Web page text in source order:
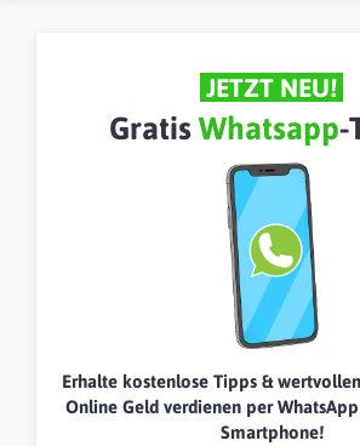
JETZT NEU!
Gratis Whatsapp-
Erhalte kostenlose Tipps &
Online Geld verdienen per
Smartphone!